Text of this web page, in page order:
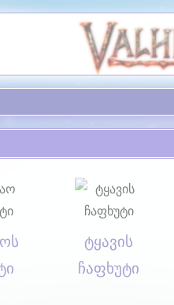
ტყავის
ჩაფხუტი